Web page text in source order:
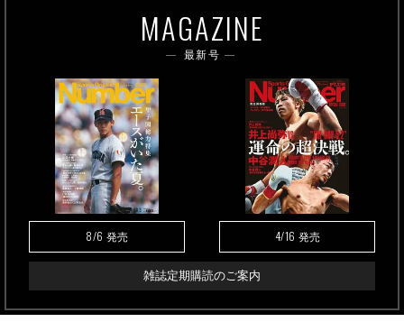
MAGAZINE
最新号
8/6 発売 4/16 発売
雑誌定期購読のご案内